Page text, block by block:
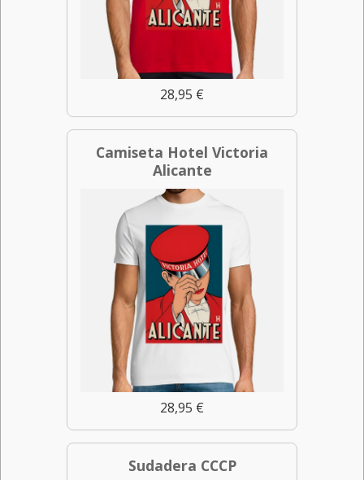
28,95 €
Camiseta Hotel Victoria
Alicante
28,95 €
Sudadera CCCP